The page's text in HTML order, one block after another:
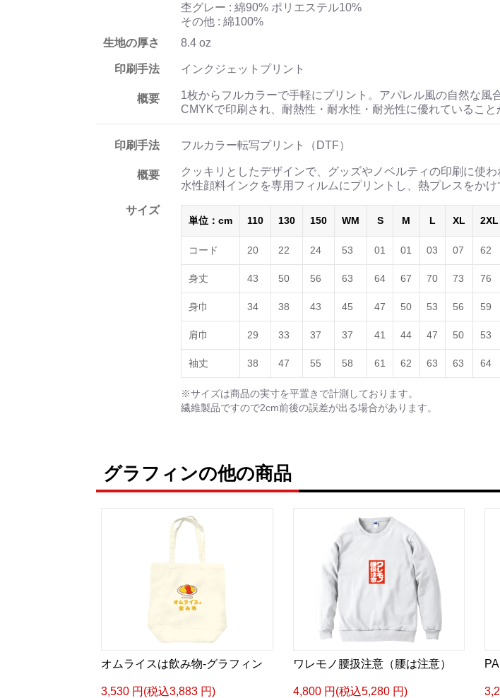
杢グレー : 綿90% ポリエステル10%
その他 : 綿100%
生地の厚さ
8.4 oz
印刷手法 インクジェットプリント
概要
1枚からフルカラーで手軽にプリント。アパレル風の自然な風
CMYKで印刷され、耐熱性・耐水性・耐光性に優れているこ
印刷手法 フルカラー転写プリント（DTF）
概要
クッキリとしたデザインで、グッズやノベルティの印刷に使わ
水性顔料インクを専用フィルムにプリントし、熱プレスをか
サイズ
単位：cm 110 130 150 WM S M L XL 2XL
コード 20 22 24 53 01 01 03 07 62
身丈 43 50 56 63 64 67 70 73 76
身巾 34 38 43 45 47 50 53 56 59
肩巾 29 33 37 37 41 44 47 50 53
袖丈 38 47 55 58 61 62 63 63 64
※サイズは商品の実寸を平置きで計測しております。
繊維製品ですので2cm前後の誤差が出る場合があります。
グラフィンの他の商品
オムライスは飲み物-グラフィン
3,530 円(税込3,883 円)
ワレモノ腰扱注意（腰は注意）
4,800 円(税込5,280 円)